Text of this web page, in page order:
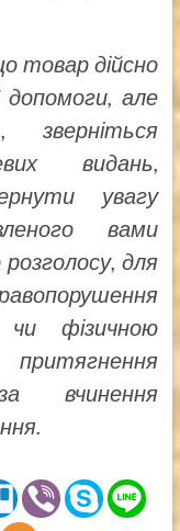
товар дійсно
але
зверніться
видань,
увагу
вами
для
чи фізичною
вчинення